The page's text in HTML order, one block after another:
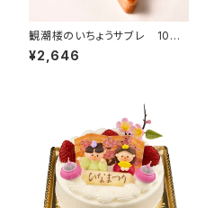
観潮楼のいちょうサブレ 10個
入り
¥2,646